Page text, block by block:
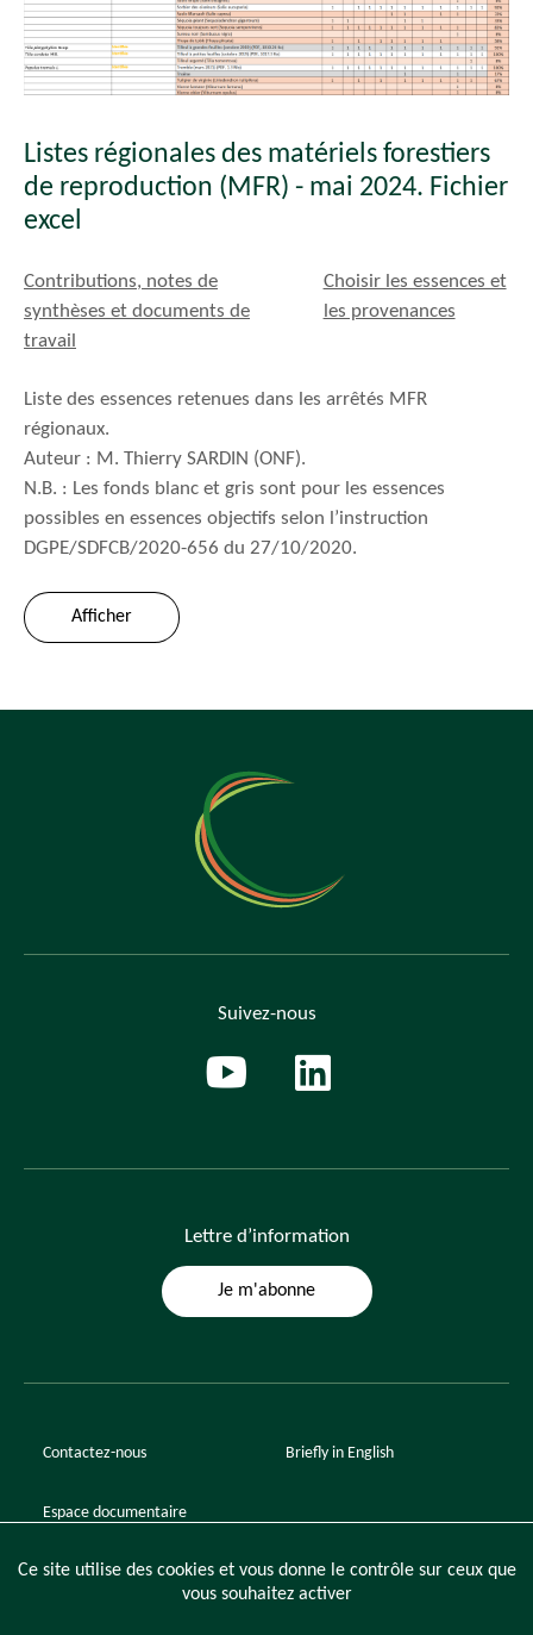
Listes régionales des matériels forestiers
de reproduction (MFR) - mai 2024. Fichier
excel
Contributions, notes de
synthèses et documents de
travail
Choisir les essences et
les provenances
Liste des essences retenues dans les arrêtés MFR
régionaux.
Auteur : M. Thierry SARDIN (ONF).
N.B. : Les fonds blanc et gris sont pour les essences
possibles en essences objectifs selon l’instruction
DGPE/SDFCB/2020-656 du 27/10/2020.
Afficher
Suivez-nous
Lettre d’information
Je m'abonne
Contactez-nous Briefly in English
Espace documentaire
Ce site utilise des cookies et vous donne le contrôle sur ceux que
vous souhaitez activer